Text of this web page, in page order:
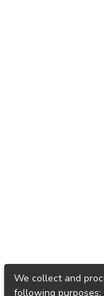
We collect and
following purposes: